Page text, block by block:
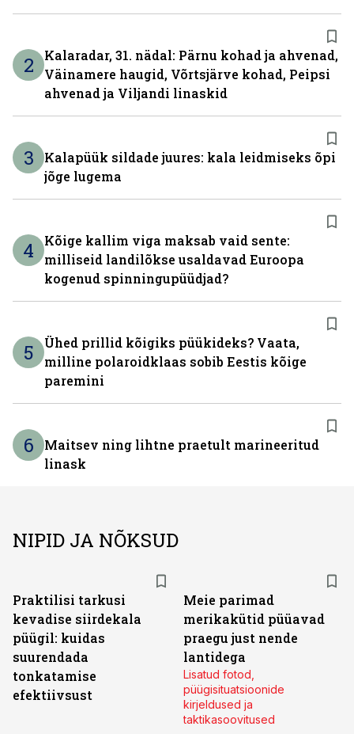
2
Kalaradar, 31. nädal: Pärnu kohad ja ahvenad,
Väinamere haugid, Võrtsjärve kohad, Peipsi
ahvenad ja Viljandi linaskid
3
Kalapüük sildade juures: kala leidmiseks õpi
jõge lugema
4
Kõige kallim viga maksab vaid sente:
milliseid landilõkse usaldavad Euroopa
kogenud spinningupüüdjad?
5
Ühed prillid kõigiks püükideks? Vaata,
milline polaroidklaas sobib Eestis kõige
paremini
6
Maitsev ning lihtne praetult marineeritud
linask
NIPID JA NÕKSUD
Praktilisi tarkusi
kevadise siirdekala
püügil: kuidas
suurendada
tonkatamise
efektiivsust
Meie parimad
merikakütid püüavad
praegu just nende
lantidega
Lisatud fotod,
püügisituatsioonide
kirjeldused ja
taktikasoovitused